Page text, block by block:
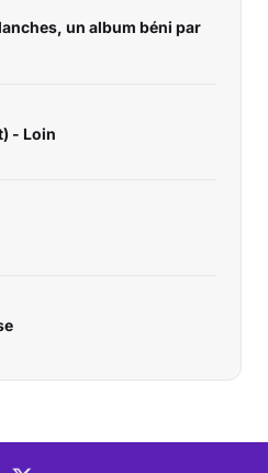
un album béni par
- Loin